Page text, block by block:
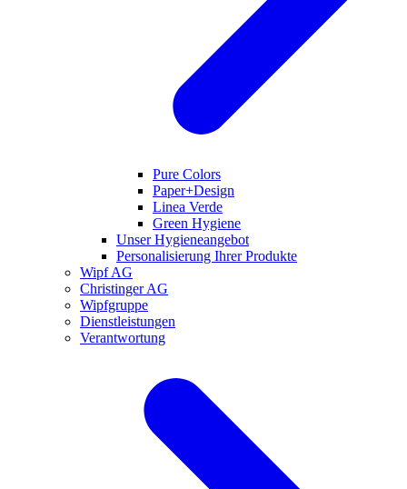
Pure Colors
Paper+Design
Linea Verde
Green Hygiene
Unser Hygieneangebot
Personalisierung Ihrer Produkte
Wipf AG
Christinger AG
Wipfgruppe
Dienstleistungen
Verantwortung